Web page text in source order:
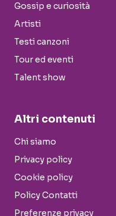
Gossip e curiosità
Artisti
Testi canzoni
Tour ed eventi
Talent show
Altri contenuti
Chi siamo
Privacy policy
Cookie policy
Policy Contatti
Preferenze privacy